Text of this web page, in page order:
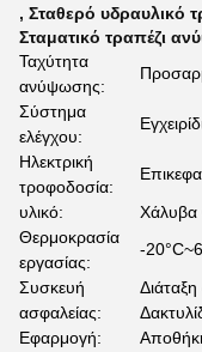
, Σταθερό υδραυλικό
Σταματικό τραπέζι
Ταχύτητα
ανύψωσης:
Σύστημα
ελέγχου:
Ηλεκτρική
τροφοδοσία:
υλικό:
Χάλυβα
Θερμοκρασία
εργασίας:
-
Συσκευή
ασφαλείας:
Εφαρμογή: